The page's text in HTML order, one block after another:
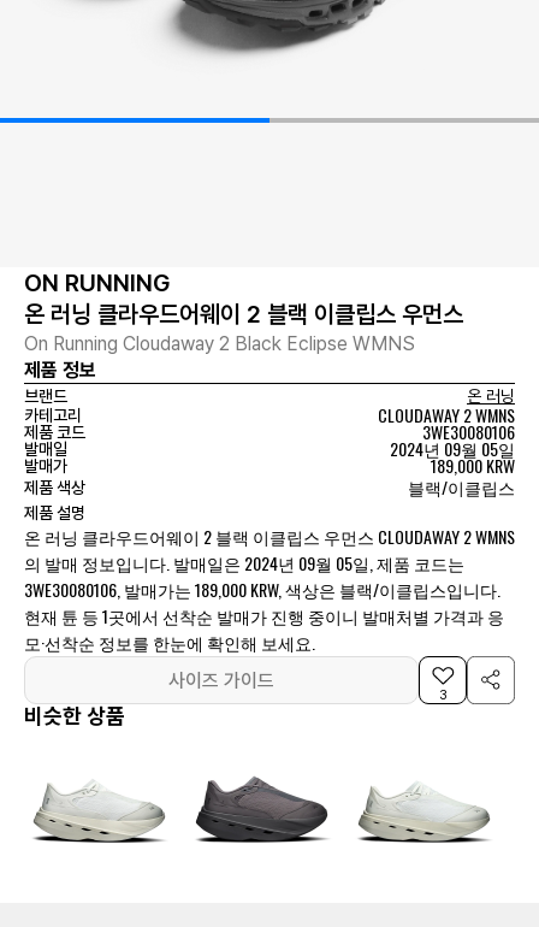
ON RUNNING
온 러닝 클라우드어웨이 2 블랙 이클립스 우먼스
On Running Cloudaway 2 Black Eclipse WMNS
제품 정보
브랜드
온 러닝
카테고리
CLOUDAWAY 2 WMNS
제품 코드 3WE30080106
발매일 2024년 09월 05일
발매가 189,000 KRW
제품 색상 블랙/이클립스
제품 설명
온 러닝 클라우드어웨이 2 블랙 이클립스 우먼스 CLOUDAWAY 2 WMNS
의 발매 정보입니다. 발매일은 2024년 09월 05일, 제품 코드는
3WE30080106, 발매가는 189,000 KRW, 색상은 블랙/이클립스입니다.
현재 튠 등 1곳에서 선착순 발매가 진행 중이니 발매처별 가격과 응
모·선착순 정보를 한눈에 확인해 보세요.
사이즈 가이드
3
비슷한 상품